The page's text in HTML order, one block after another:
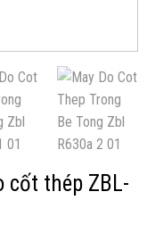
cốt thép ZBL-